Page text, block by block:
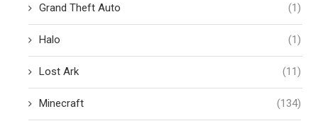
Grand Theft Auto (1)
Halo (1)
Lost Ark (11)
Minecraft (134)